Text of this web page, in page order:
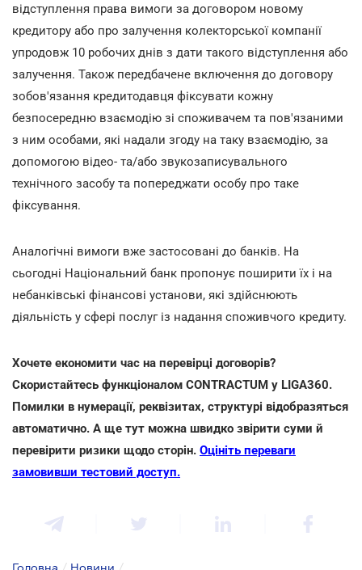
відступлення права вимоги за договором новому
кредитору або про залучення колекторської компанії
упродовж 10 робочих днів з дати такого відступлення або
залучення. Також передбачене включення до договору
зобов'язання кредитодавця фіксувати кожну
безпосередню взаємодію зі споживачем та пов'язаними
з ним особами, які надали згоду на таку взаємодію, за
допомогою відео- та/або звукозаписувального
технічного засобу та попереджати особу про таке
фіксування.
Аналогічні вимоги вже застосовані до банків. На
сьогодні Національний банк пропонує поширити їх і на
небанківські фінансові установи, які здійснюють
діяльність у сфері послуг із надання споживчого кредиту.
Хочете економити час на перевірці договорів?
Скористайтесь функціоналом CONTRACTUM у LIGA360.
Помилки в нумерації, реквізитах, структурі відобразяться
автоматично. А ще тут можна швидко звірити суми й
перевірити ризики щодо сторін. Оцініть переваги
замовивши тестовий доступ.
Головна / Новини /